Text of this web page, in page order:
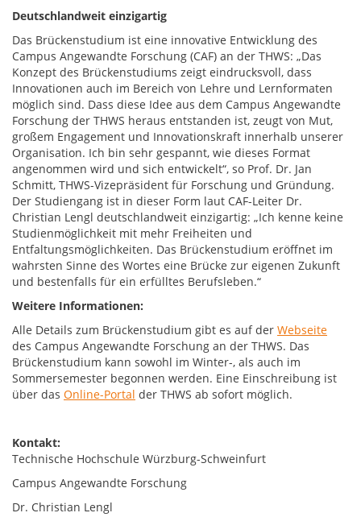
Deutschlandweit einzigartig
Das Brückenstudium ist eine innovative Entwicklung des
Campus Angewandte Forschung (CAF) an der THWS: „Das
Konzept des Brückenstudiums zeigt eindrucksvoll, dass
Innovationen auch im Bereich von Lehre und Lernformaten
möglich sind. Dass diese Idee aus dem Campus Angewandte
Forschung der THWS heraus entstanden ist, zeugt von Mut,
großem Engagement und Innovationskraft innerhalb unserer
Organisation. Ich bin sehr gespannt, wie dieses Format
angenommen wird und sich entwickelt“, so Prof. Dr. Jan
Schmitt, THWS-Vizepräsident für Forschung und Gründung.
Der Studiengang ist in dieser Form laut CAF-Leiter Dr.
Christian Lengl deutschlandweit einzigartig: „Ich kenne keine
Studienmöglichkeit mit mehr Freiheiten und
Entfaltungsmöglichkeiten. Das Brückenstudium eröffnet im
wahrsten Sinne des Wortes eine Brücke zur eigenen Zukunft
und bestenfalls für ein erfülltes Berufsleben.“
Weitere Informationen:
Alle Details zum Brückenstudium gibt es auf der Webseite
des Campus Angewandte Forschung an der THWS. Das
Brückenstudium kann sowohl im Winter-, als auch im
Sommersemester begonnen werden. Eine Einschreibung ist
über das Online-Portal der THWS ab sofort möglich.
Kontakt:
Technische Hochschule Würzburg-Schweinfurt
Campus Angewandte Forschung
Dr. Christian Lengl